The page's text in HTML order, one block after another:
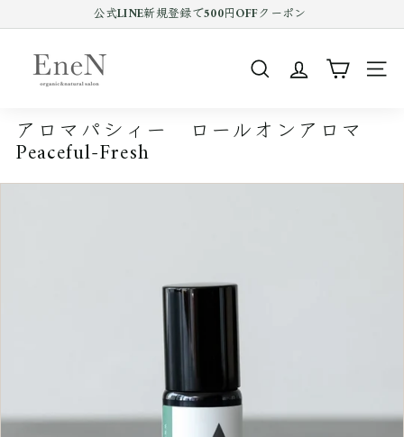
ン
る
Pause
公式LINE新規登録で500円OFFクーポン
N
o
n
l
SEARCH
アロマパシィー ロールオンアロマ
Peaceful-Fresh